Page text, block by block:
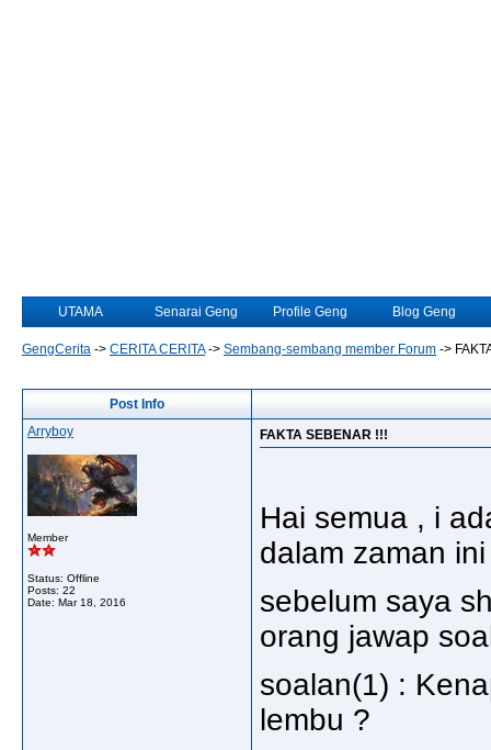
UTAMA Senarai Geng Profile Geng Blog Geng
GengCerita -> CERITA CERITA-> Sembang-sembang member Forum ->
Post Info
Arryboy
Member
Status: Offline
Posts: 22
Date: Mar 18, 2016
FAKTA SEBENAR !!!
Hai semua , i
dalam zaman
sebelum saya
orang jawap
soalan(1) :
lembu ?